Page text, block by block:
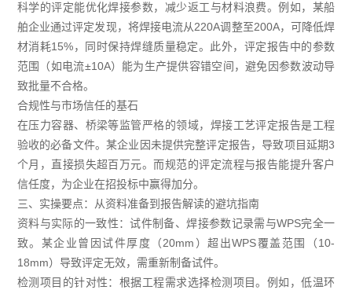
科学的评定能优化焊接参数，减少返工与材料浪费。例如，某船
舶企业通过评定发现，将焊接电流从220A调整至200A，可降低焊
材消耗15%，同时保持焊缝质量稳定。此外，评定报告中的参数
范围（如电流±10A）能为生产提供容错空间，避免因参数波动导
致批量不合格。
合规性与市场信任的基石
在压力容器、桥梁等监管严格的领域，焊接工艺评定报告是工程
验收的必备文件。某企业因未提供完整评定报告，导致项目延期3
个月，直接损失超百万元。而规范的评定流程与报告能提升客户
信任度，为企业在招投标中赢得加分。
三、实操要点：从资料准备到报告解读的避坑指南
资料与实际的一致性：试件制备、焊接参数记录需与WPS完全一
致。某企业曾因试件厚度（20mm）超出WPS覆盖范围（10-
18mm）导致评定无效，需重新制备试件。
检测项目的针对性：根据工程需求选择检测项目。例如，低温环